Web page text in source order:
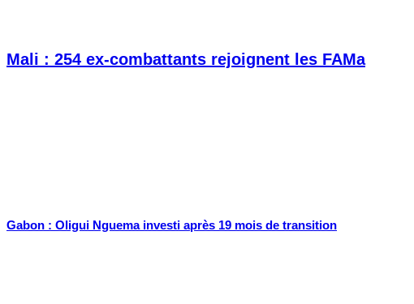
Mali : 254 ex-combattants rejoignent les FAMa
Gabon : Oligui Nguema investi après 19 mois de transition